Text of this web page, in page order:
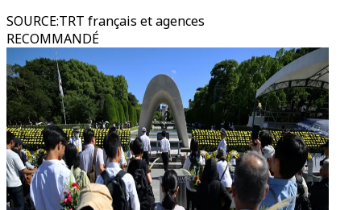
SOURCE:TRT français et agences
RECOMMANDÉ